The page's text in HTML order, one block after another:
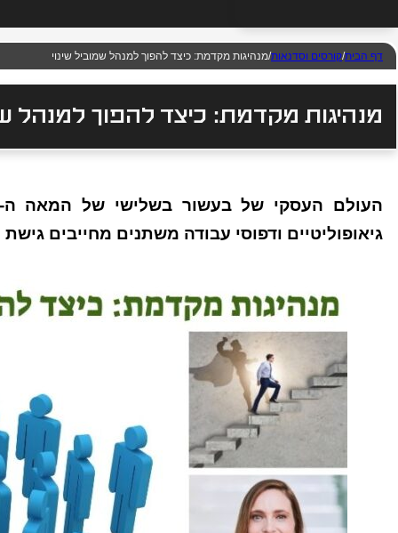
דף הבית/קורסים וסדנאות/מנהיגות מקדמת: כיצד להפוך למנהל שמוביל שינוי
מנהיגות מקדמת: כיצד להפוך למנהל
גיאופוליטיים ודפוסי עבודה משתנים מחייבים